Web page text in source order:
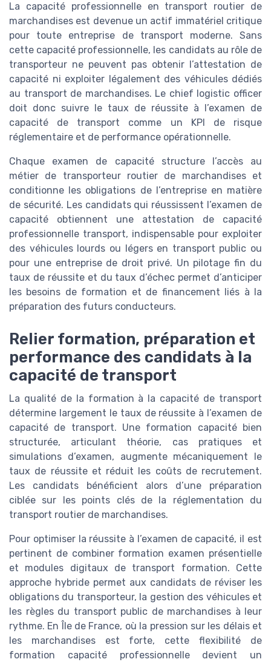
La capacité professionnelle en transport routier de
marchandises est devenue un actif immatériel critique
pour toute entreprise de transport moderne. Sans
cette capacité professionnelle, les candidats au rôle de
transporteur ne peuvent pas obtenir l’attestation de
capacité ni exploiter légalement des véhicules dédiés
au transport de marchandises. Le chief logistic officer
doit donc suivre le taux de réussite à l’examen de
capacité de transport comme un KPI de risque
réglementaire et de performance opérationnelle.
Chaque examen de capacité structure l’accès au
métier de transporteur routier de marchandises et
conditionne les obligations de l’entreprise en matière
de sécurité. Les candidats qui réussissent l’examen de
capacité obtiennent une attestation de capacité
professionnelle transport, indispensable pour exploiter
des véhicules lourds ou légers en transport public ou
pour une entreprise de droit privé. Un pilotage fin du
taux de réussite et du taux d’échec permet d’anticiper
les besoins de formation et de financement liés à la
préparation des futurs conducteurs.
Relier formation, préparation et
performance des candidats à la
capacité de transport
La qualité de la formation à la capacité de transport
détermine largement le taux de réussite à l’examen de
capacité de transport. Une formation capacité bien
structurée, articulant théorie, cas pratiques et
simulations d’examen, augmente mécaniquement le
taux de réussite et réduit les coûts de recrutement.
Les candidats bénéficient alors d’une préparation
ciblée sur les points clés de la réglementation du
transport routier de marchandises.
Pour optimiser la réussite à l’examen de capacité, il est
pertinent de combiner formation examen présentielle
et modules digitaux de transport formation. Cette
approche hybride permet aux candidats de réviser les
obligations du transporteur, la gestion des véhicules et
les règles du transport public de marchandises à leur
rythme. En Île de France, où la pression sur les délais et
les marchandises est forte, cette flexibilité de
formation capacité professionnelle devient un